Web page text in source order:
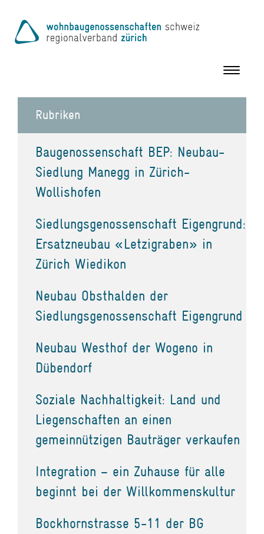
Toggle
Rubriken
Baugenossenschaft BEP: Neubau-
Siedlung Manegg in Zürich-
Wollishofen
Siedlungsgenossenschaft Eigengrund:
Ersatzneubau «Letzigraben» in
Zürich Wiedikon
Neubau Obsthalden der
Siedlungsgenossenschaft Eigengrund
Neubau Westhof der Wogeno in
Dübendorf
Soziale Nachhaltigkeit: Land und
Liegenschaften an einen
gemeinnützigen Bauträger verkaufen
Integration – ein Zuhause für alle
beginnt bei der Willkommenskultur
Bockhornstrasse 5-11 der BG